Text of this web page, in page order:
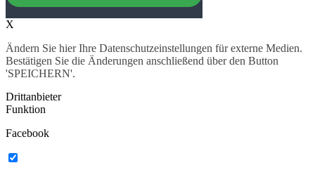
X
Ändern Sie hier Ihre Datenschutzeinstellungen für externe Medien.
Bestätigen Sie die Änderungen anschließend über den Button
'SPEICHERN'.
Drittanbieter
Funktion
Facebook